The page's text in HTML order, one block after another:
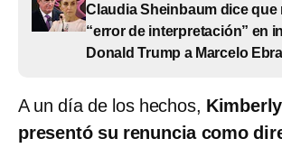
Claudia Sheinbaum dice que
“error de interpretación” en
Donald Trump a Marcelo
A un día de los hechos,
presentó su renuncia como